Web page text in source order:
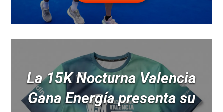
La 15K Nocturna Valencia
Gana Energía presenta su